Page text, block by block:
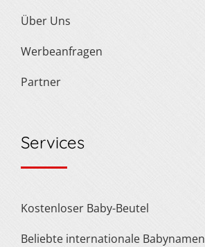
Über Uns
Werbeanfragen
Partner
Services
Kostenloser Baby-Beutel
Beliebte internationale Babynamen